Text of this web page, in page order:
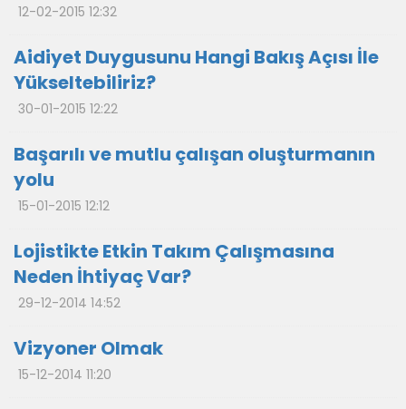
12-02-2015 12:32
Aidiyet Duygusunu Hangi Bakış Açısı İle
Yükseltebiliriz?
30-01-2015 12:22
Başarılı ve mutlu çalışan oluşturmanın
yolu
15-01-2015 12:12
Lojistikte Etkin Takım Çalışmasına
Neden İhtiyaç Var?
29-12-2014 14:52
Vizyoner Olmak
15-12-2014 11:20